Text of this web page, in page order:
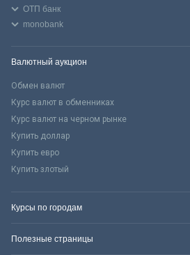
ОТП банк
monobank
Валютный аукцион
Обмен валют
Курс валют в обменниках
Курс валют на черном рынке
Купить доллар
Купить евро
Купить злотый
Курсы по городам
Полезные страницы